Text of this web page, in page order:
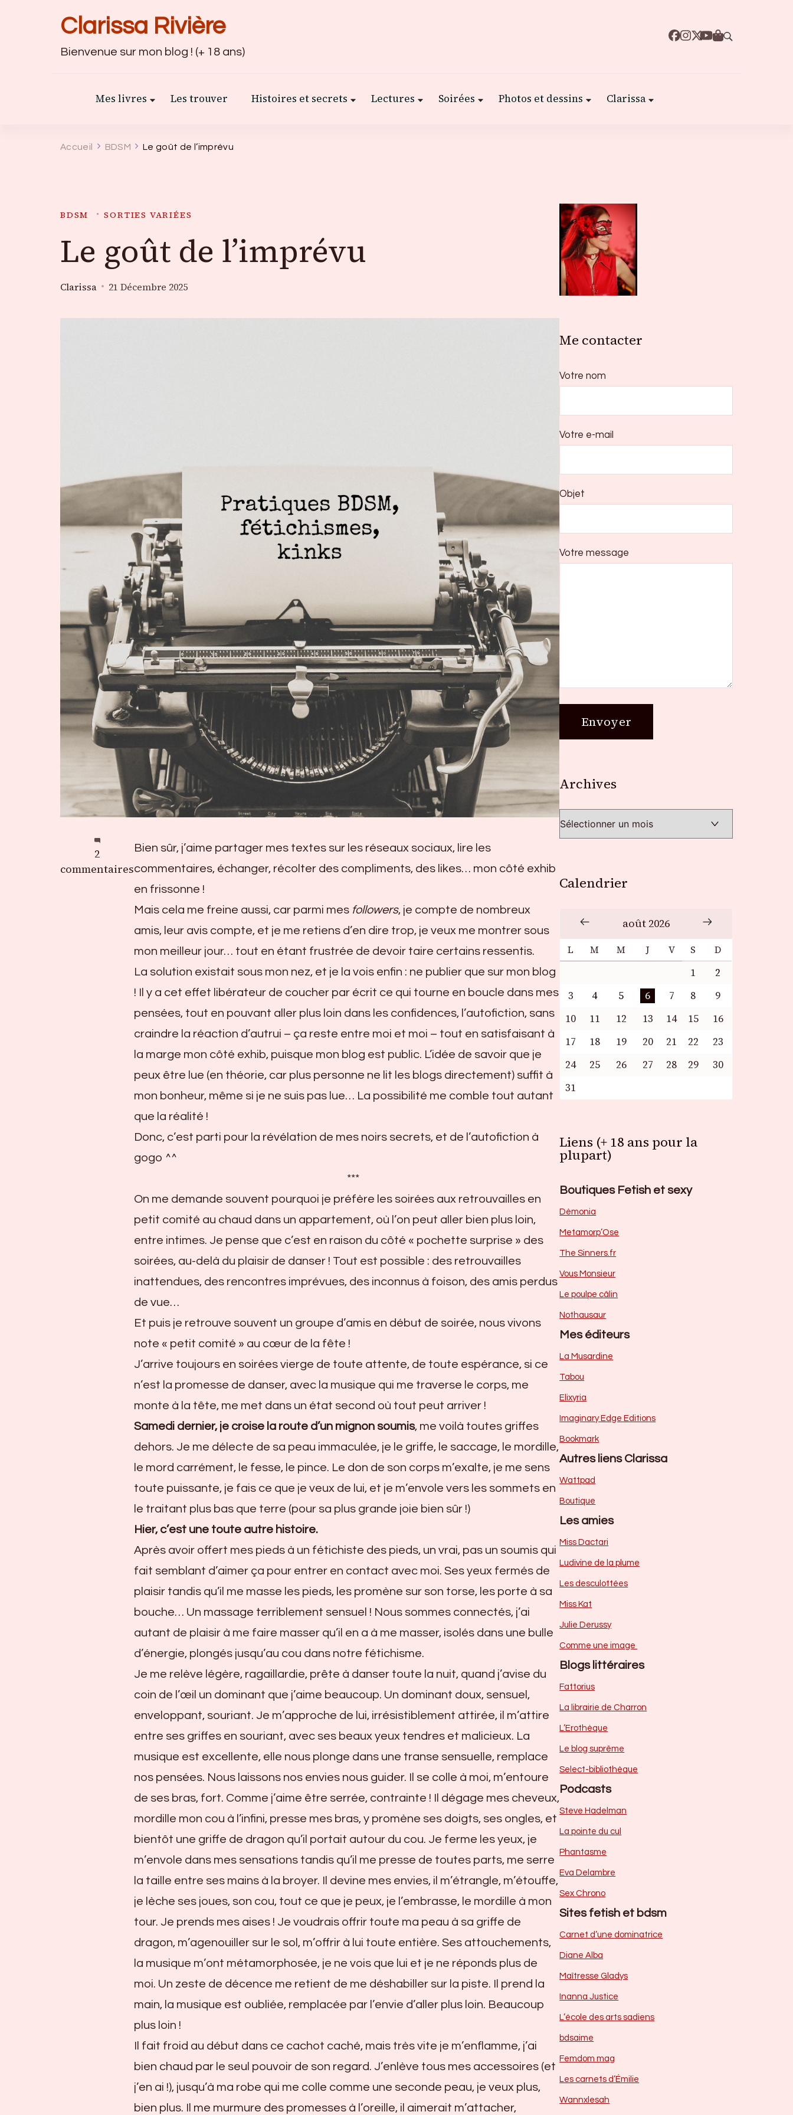
Clarissa Rivière
Bienvenue sur mon blog ! (+ 18 ans)
Mes livres Les trouver Histoires et secrets Lectures Soirées Photos et dessins Clarissa
Accueil BDSM Le goût de l’imprévu
BDSM SORTIES VARIÉES
Le goût de l’imprévu
Clarissa 21 Décembre 2025
2
commentaires
sur
Le
l’imprévu
Bien sûr, j’aime partager mes textes sur les réseaux sociaux, lire les
commentaires, échanger, récolter des compliments, des likes… mon côté exhib
en frissonne !
Mais cela me freine aussi, car parmi mes followers, je compte de nombreux
amis, leur avis compte, et je me retiens d’en dire trop, je veux me montrer sous
mon meilleur jour… tout en étant frustrée de devoir taire certains ressentis.
La solution existait sous mon nez, et je la vois enfin : ne publier que sur mon blog
! Il y a cet effet libérateur de coucher par écrit ce qui tourne en boucle dans mes
pensées, tout en pouvant aller plus loin dans les confidences, l’autofiction, sans
craindre la réaction d’autrui – ça reste entre moi et moi – tout en satisfaisant à
la marge mon côté exhib, puisque mon blog est public. L’idée de savoir que je
peux être lue (en théorie, car plus personne ne lit les blogs directement) suffit à
mon bonheur, même si je ne suis pas lue… La possibilité me comble tout autant
que la réalité !
Donc, c’est parti pour la révélation de mes noirs secrets, et de l’autofiction à
gogo ^^
***
On me demande souvent pourquoi je préfère les soirées aux retrouvailles en
petit comité au chaud dans un appartement, où l’on peut aller bien plus loin,
entre intimes. Je pense que c’est en raison du côté « pochette surprise » des
soirées, au-delà du plaisir de danser ! Tout est possible : des retrouvailles
inattendues, des rencontres imprévues, des inconnus à foison, des amis perdus
de vue…
Et puis je retrouve souvent un groupe d’amis en début de soirée, nous vivons
note « petit comité » au cœur de la fête !
J’arrive toujours en soirées vierge de toute attente, de toute espérance, si ce
n’est la promesse de danser, avec la musique qui me traverse le corps, me
monte à la tête, me met dans un état second où tout peut arriver !
Samedi dernier, je croise la route d’un mignon soumis, me voilà toutes griffes
dehors. Je me délecte de sa peau immaculée, je le griffe, le saccage, le mordille,
le mord carrément, le fesse, le pince. Le don de son corps m’exalte, je me sens
toute puissante, je fais ce que je veux de lui, et je m’envole vers les sommets en
le traitant plus bas que terre (pour sa plus grande joie bien sûr !)
Hier, c’est une toute autre histoire.
Après avoir offert mes pieds à un fétichiste des pieds, un vrai, pas un soumis qui
fait semblant d’aimer ça pour entrer en contact avec moi. Ses yeux fermés de
plaisir tandis qu’il me masse les pieds, les promène sur son torse, les porte à sa
bouche… Un massage terriblement sensuel ! Nous sommes connectés, j’ai
autant de plaisir à me faire masser qu’il en a à me masser, isolés dans une bulle
d’énergie, plongés jusqu’au cou dans notre fétichisme.
Je me relève légère, ragaillardie, prête à danser toute la nuit, quand j’avise du
coin de l’œil un dominant que j’aime beaucoup. Un dominant doux, sensuel,
enveloppant, souriant. Je m’approche de lui, irrésistiblement attirée, il m’attire
entre ses griffes en souriant, avec ses beaux yeux tendres et malicieux. La
musique est excellente, elle nous plonge dans une transe sensuelle, remplace
nos pensées. Nous laissons nos envies nous guider. Il se colle à moi, m’entoure
de ses bras, fort. Comme j’aime être serrée, contrainte ! Il dégage mes cheveux,
mordille mon cou à l’infini, presse mes bras, y promène ses doigts, ses ongles, et
bientôt une griffe de dragon qu’il portait autour du cou. Je ferme les yeux, je
m’envole dans mes sensations tandis qu’il me presse de toutes parts, me serre
la taille entre ses mains à la broyer. Il devine mes envies, il m’étrangle, m’étouffe,
je lèche ses joues, son cou, tout ce que je peux, je l’embrasse, le mordille à mon
tour. Je prends mes aises ! Je voudrais offrir toute ma peau à sa griffe de
dragon, m’agenouiller sur le sol, m’offrir à lui toute entière. Ses attouchements,
la musique m’ont métamorphosée, je ne vois que lui et je ne réponds plus de
moi. Un zeste de décence me retient de me déshabiller sur la piste. Il prend la
main, la musique est oubliée, remplacée par l’envie d’aller plus loin. Beaucoup
plus loin !
Il fait froid au début dans ce cachot caché, mais très vite je m’enflamme, j’ai
bien chaud par le seul pouvoir de son regard. J’enlève tous mes accessoires (et
j’en ai !), jusqu’à ma robe qui me colle comme une seconde peau, je veux plus,
bien plus. Il me murmure des promesses à l’oreille, il aimerait m’attacher,
Me contacter
Votre nom
Votre e-mail
Objet
Votre message
Archives
Calendrier
août 2026
L M M J V S D
1
2
3
4 5 6 7 8
9
10
11 12 13 14 15
16
17
18 19 20 21 22
23
24
25 26 27 28 29
30
31
Liens (+ 18 ans pour la
plupart)
Boutiques Fetish et sexy
Dèmonia
Metamorp’Ose
The Sinners.fr
Vous Monsieur
Le poulpe câlin
Nothausaur
Mes éditeurs
La Musardine
Tabou
Elixyria
Imaginary Edge Editions
Bookmark
Autres liens Clarissa
Wattpad
Boutique
Les amies
Miss Dactari
Ludivine de la plume
Les desculottées
Miss Kat
Julie Derussy
Comme une image
Blogs littéraires
Fattorius
La librairie de Charron
L’Erothèque
Le blog suprême
Select-bibliothèque
Podcasts
Steve Hadelman
La pointe du cul
Phantasme
Eva Delambre
Sex Chrono
Sites fetish et bdsm
Carnet d’une dominatrice
Diane Alba
Maîtresse Gladys
Inanna Justice
L’école des arts sadiens
bdsaime
Femdom mag
Les carnets d’Émilie
Wannxlesah